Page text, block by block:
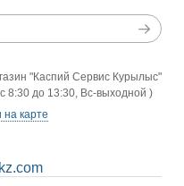
"Каспий Сервис Курылыс"
8:30 до 13:30, Вс-выходной )
на карте